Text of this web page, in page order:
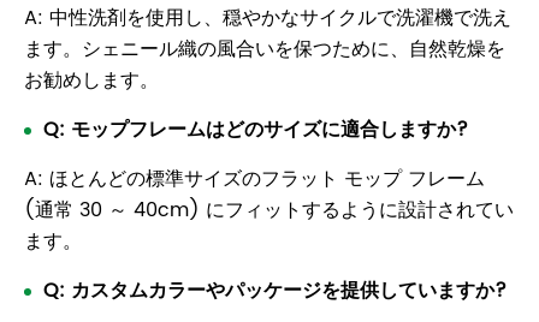
A: 中性洗剤を使用し、穏やかなサイクルで洗濯機で洗え
ます。シェニール織の風合いを保つために、自然乾燥を
お勧めします。
Q: モップフレームはどのサイズに適合しますか?
A: ほとんどの標準サイズのフラット モップ フレーム
(通常 30 ～ 40cm) にフィットするように設計されてい
ます。
Q: カスタムカラーやパッケージを提供していますか?